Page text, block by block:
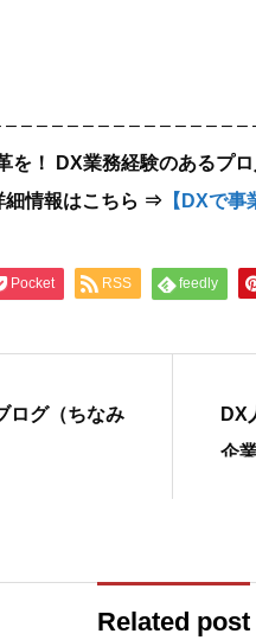
– – – – – – – – – – – – – –
を！ DX業務経験のあるプ
細情報はこちら ⇒【DXで事
Pocket RSS feedly
ログ（ちなみ
DX
企
Related post